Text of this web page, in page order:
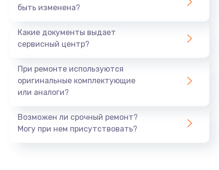
быть изменена?
Какие документы выдает
сервисный центр?
При ремонте используются
оригинальные комплектующие
или аналоги?
Возможен ли срочный ремонт?
Могу при нем присутствовать?